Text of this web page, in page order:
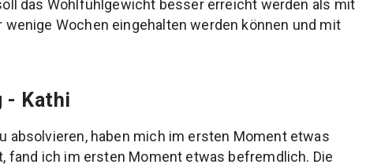
das Wohlfühlgewicht besser erreicht werden als mit
Wochen eingehalten werden können und mit
- Kathi
absolvieren, haben mich im ersten Moment etwas
fand ich im ersten Moment etwas befremdlich. Die